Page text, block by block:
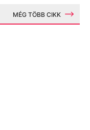
MÉG TÖBB CIKK